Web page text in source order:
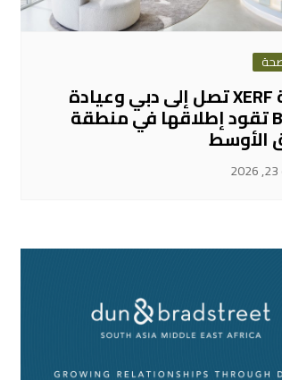
تقنية XERF تصل إلى دبي وعيادة
Biolite تقود إطلاقها في منطقة
الأوسط